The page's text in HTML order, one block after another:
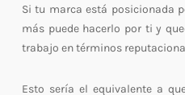
Si tu marca está posicionada
más puede hacerlo por ti y
trabajo en términos
Esto sería el equivalente a